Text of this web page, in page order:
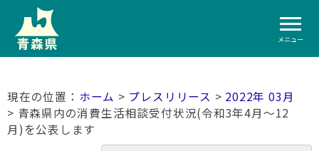
メニュー
ホーム > プレスリリース > 2022年 03月
> 青森県内の消費生活相談受付状況(令和3年4月～12
月)を公表します